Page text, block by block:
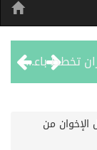
جماعة الحوثي تعلن الحرب و اذرع طهران تخطط باعمال ارهابية واسعة تطال دول الشرق الاوسط
الإخوان من